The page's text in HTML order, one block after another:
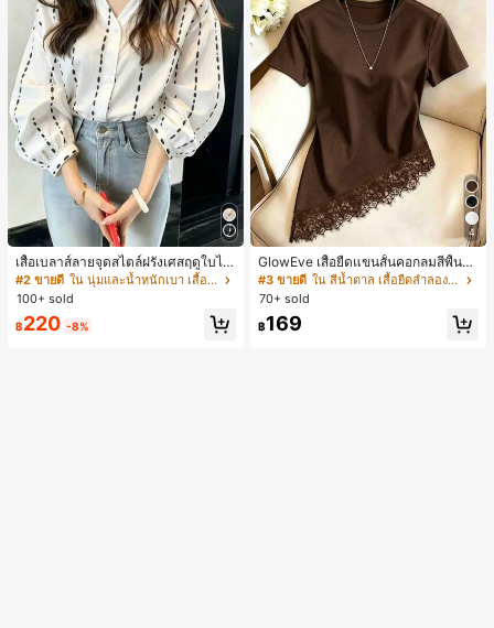
เสื้อเบลาส์ลายจุดสไตล์ฝรั่งเศสฤดูใบไม้
ร่วง, ทรงเข้ารูป, แขนยาวคอวี, สไตล์ให
ม่ฤดูใบไม้ผลิ, ป้องกันแสงแดด, ใส่ไป
ทำงานและลำลอง สีขาว
#2 ขายดี
ใน นุ่มและน้ำหนักเบา เสื้อสตรี เสื้อเบลาส์ & Tee
100+ sold
฿220 -8%
4
GlowEve เสื้อยืดแขนสั้นคอกลมสีพื้นลำ
ลองอเนกประสงค์สำหรับผู้หญิง
#3 ขายดี
ใน สีน้ำตาล เสื้อยืดลำลองพื้นฐาน
70+ sold
฿169